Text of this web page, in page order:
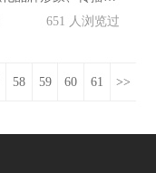
651 人浏览过
58 59 60 61 >>